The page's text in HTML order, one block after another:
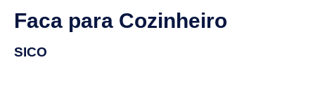
Faca para Cozinheiro
SICO